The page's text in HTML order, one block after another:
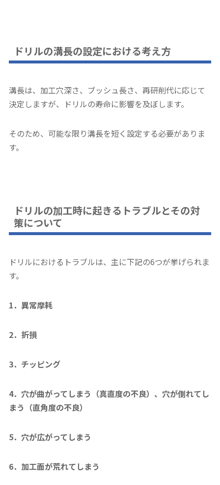
ドリルの溝長の設定における考え方
溝長は、加工穴深さ、ブッシュ長さ、再研削代に応じて
決定しますが、ドリルの寿命に影響を及ぼします。
そのため、可能な限り溝長を短く設定する必要がありま
す。
ドリルの加工時に起きるトラブルとその対
策について
ドリルにおけるトラブルは、主に下記の6つが挙げられま
す。
1．異常摩耗
2．折損
3．チッピング
4．穴が曲がってしまう（真直度の不良）、穴が倒れてし
まう（直角度の不良）
5．穴が広がってしまう
6．加工面が荒れてしまう